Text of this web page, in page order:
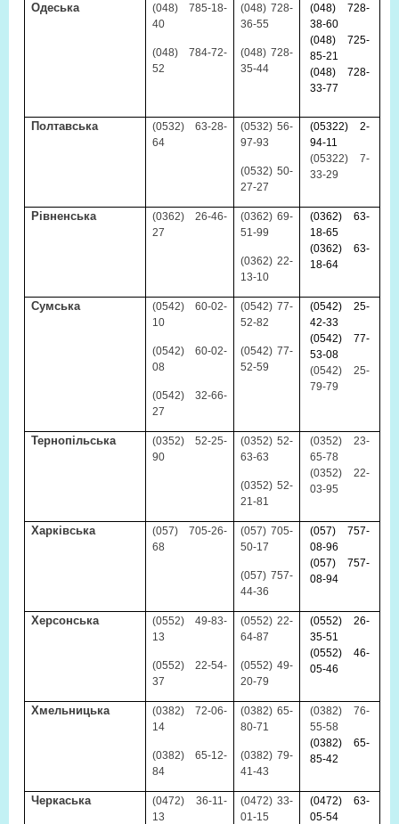
Одеська
(048) 785-18-
40
(048) 784-72-
52
(048) 728-
36-55
(048) 728-
35-44
(048) 728-
38-60
(048) 725-
85-21
(048) 728-
33-77
Полтавська
(0532) 63-28-
64
(0532) 56-
97-93
(0532) 50-
27-27
(05322) 2-
94-11
(05322) 7-
33-29
Рівненська
(0362) 26-46-
27
(0362) 69-
51-99
(0362) 22-
13-10
(0362) 63-
18-65
(0362) 63-
18-64
Сумська
(0542) 60-02-
10
(0542) 60-02-
08
(0542) 32-66-
27
(0542) 77-
52-82
(0542) 77-
52-59
(0542) 25-
42-33
(0542) 77-
53-08
(0542) 25-
79-79
Тернопільська
(0352) 52-25-
90
(0352) 52-
63-63
(0352) 52-
21-81
(0352) 23-
65-78
(0352) 22-
03-95
Харківська
(057) 705-26-
68
(057) 705-
50-17
(057) 757-
44-36
(057) 757-
08-96
(057) 757-
08-94
Херсонська
(0552) 49-83-
13
(0552) 22-54-
37
(0552) 22-
64-87
(0552) 49-
20-79
(0552) 26-
35-51
(0552) 46-
05-46
Хмельницька
(0382) 72-06-
14
(0382) 65-12-
84
(0382) 65-
80-71
(0382) 79-
41-43
(0382) 76-
55-58
(0382) 65-
85-42
Черкаська
(0472) 36-11-
13
(0472) 33-
01-15
(0472) 63-
05-54